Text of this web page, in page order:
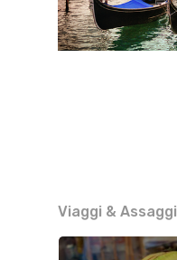
Viaggi & Assaggi